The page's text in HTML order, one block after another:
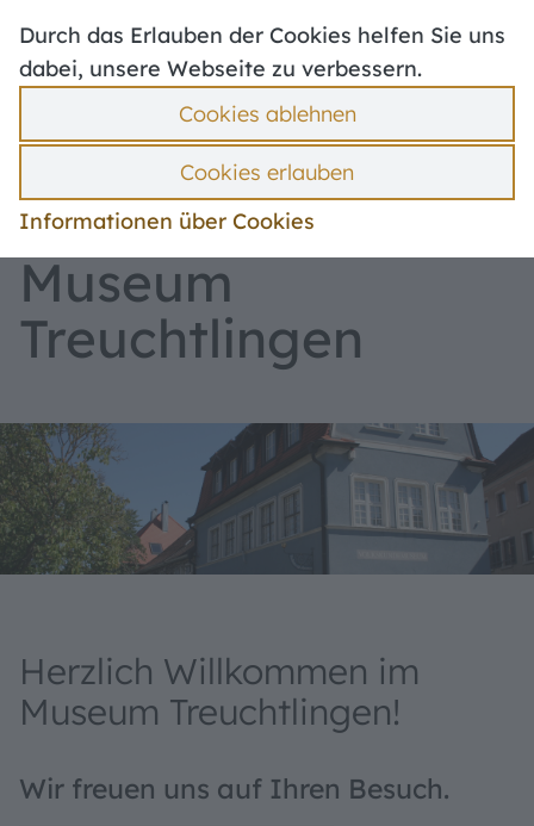
Durch das Erlauben der Cookies helfen Sie uns
dabei, unsere Webseite zu verbessern.
Cookies ablehnen
Informationen über Cookies
Cookies erlauben
Hilfe
Häufig gesucht
Aktuelle Veranstaltungen
Rund um das Museum
Das Museum
Museum
Treuchtlingen
Herzlich Willkommen im
Museum Treuchtlingen!
Wir freuen uns auf Ihren Besuch.